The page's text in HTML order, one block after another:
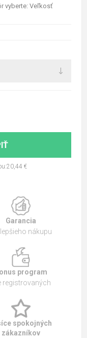
vyberte: Veľkosť
€
Garancia
nákupu
program
registrovaných
spokojných
zákazníkov